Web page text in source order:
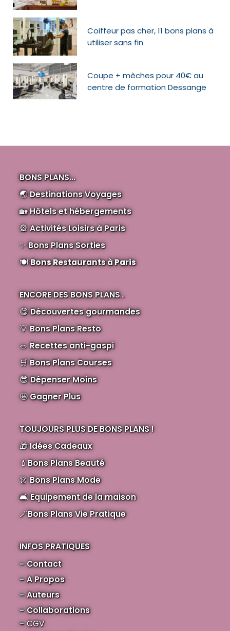
Coiffeur pas cher, 11 bons plans à
utiliser sans fin
Coupe + mèches pour 40€ au
centre de formation Dessange
BONS PLANS...
🌏Destinations Voyages
🏡Hôtels et hébergements
🎡Activités Loisirs à Paris
✨Bons Plans Sorties
🍽️Bons Restaurants à Paris
ENCORE DES BONS PLANS...
😋Découvertes gourmandes
💡Bons Plans Resto
🥗Recettes anti-gaspi
🛒Bons Plans Courses
😎Dépenser Moins
🤩Gagner Plus
TOUJOURS PLUS DE BONS PLANS !
🎁Idées Cadeaux
💄Bons Plans Beauté
👗Bons Plans Mode
🛋️Equipement de la maison
🪄Bons Plans Vie Pratique
INFOS PRATIQUES
Contact
A Propos
Auteurs
Collaborations
CGV